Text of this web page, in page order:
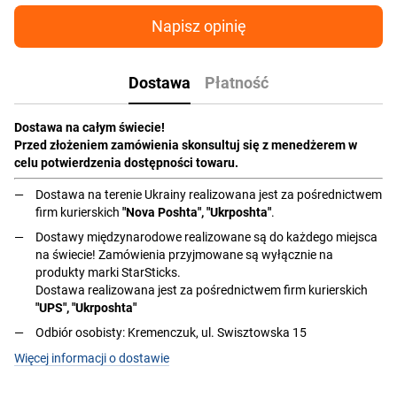
Napisz opinię
Dostawa Płatność
Dostawa na całym świecie!
Przed złożeniem zamówienia skonsultuj się z menedżerem w
celu potwierdzenia dostępności towaru.
Dostawa na terenie Ukrainy realizowana jest za pośrednictwem
firm kurierskich "Nova Poshta", "Ukrposhta".
Dostawy międzynarodowe realizowane są do każdego miejsca
na świecie! Zamówienia przyjmowane są wyłącznie na
produkty marki StarSticks.
Dostawa realizowana jest za pośrednictwem firm kurierskich
"UPS", "Ukrposhta"
Odbiór osobisty: Kremenczuk, ul. Swisztowska 15
Więcej informacji o dostawie